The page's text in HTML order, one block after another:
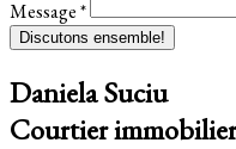
Message *
Discutons ensemble!
Daniela Suciu
Courtier